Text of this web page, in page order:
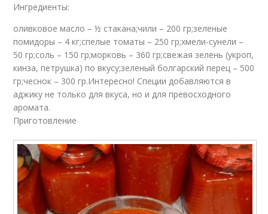
Ингредиенты:
оливковое масло – ½ стакана;чили – 200 гр;зеленые
помидоры – 4 кг;спелые томаты – 250 гр;хмели-сунели –
50 гр;соль – 150 гр;морковь – 360 гр;свежая зелень (укроп,
кинза, петрушка) по вкусу;зеленый болгарский перец – 500
гр;чеснок – 300 гр.Интересно! Специи добавляются в
аджику не только для вкуса, но и для превосходного
аромата.
Приготовление